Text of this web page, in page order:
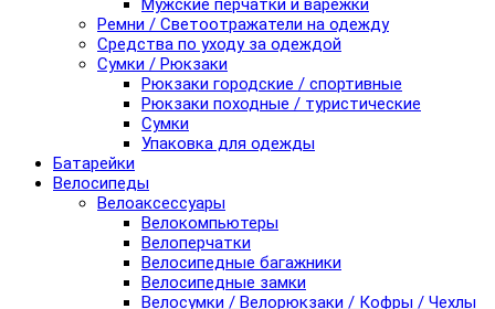
Мужские перчатки и варежки
Ремни / Светоотражатели на одежду
Средства по уходу за одеждой
Сумки / Рюкзаки
Рюкзаки городские / спортивные
Рюкзаки походные / туристические
Сумки
Упаковка для одежды
Батарейки
Велосипеды
Велоаксессуары
Велокомпьютеры
Велоперчатки
Велосипедные багажники
Велосипедные замки
Велосумки / Велорюкзаки / Кофры / Чехлы